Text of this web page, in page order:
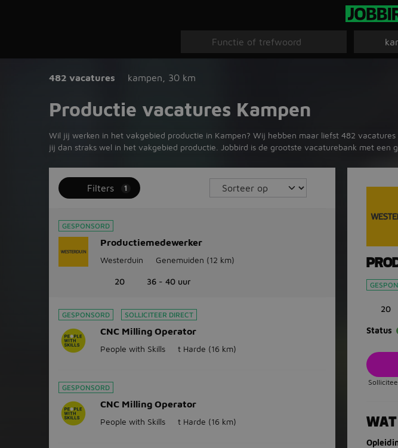
482 vacatures kampen 30 km
Productie vacatures Kampen
Wil jij werken in het vakgebied productie in Kampen? Wij hebben maar liefst 482
jij dan straks wel in het vakgebied productie. Jobbird is de grootste vacaturebank met een
Filters 1
GESPONSORD
Productiemedewerker
Westerduin Genemuiden (12 km)
20 36 - 40 uur
GESPONSORD SOLLICITEER DIRECT
CNC Milling Operator
People with Skills t Harde (16 km)
GESPONSORD
CNC Milling Operator
People with Skills t Harde (16 km)
20
Status
WAT